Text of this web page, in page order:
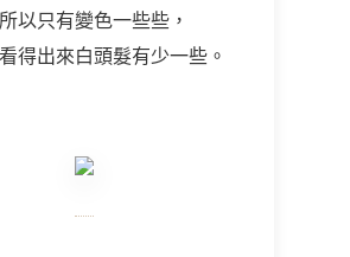
以只有變色一些些，
得出來白頭髮有少一些。